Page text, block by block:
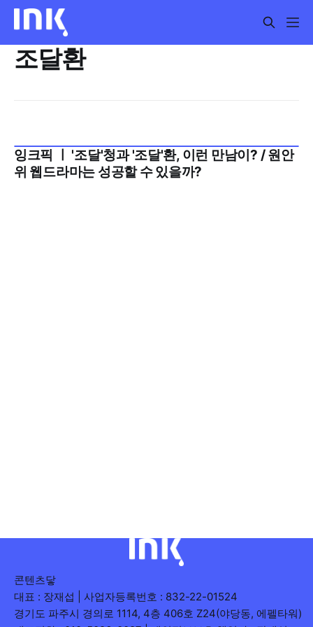
조달환
2024년 9월 3주
잉크픽 ㅣ '조달'청과 '조달'환, 이런 만남이? / 원안
위 웹드라마는 성공할 수 있을까?
콘텐츠닿
대표 : 장재섭 | 사업자등록번호 : 832-22-01524
경기도 파주시 경의로 1114, 4층 406호 Z24(야당동, 에펠타워)